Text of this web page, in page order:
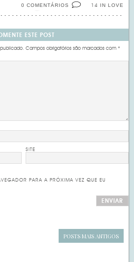
14 IN LOVE
0 COMENTÁRIOS
ESTE POST
Campos obrigatórios são marcados com*
SITE
PARA A PRÓXIMA VEZ QUE EU
POSTS MAIS ANTIGOS